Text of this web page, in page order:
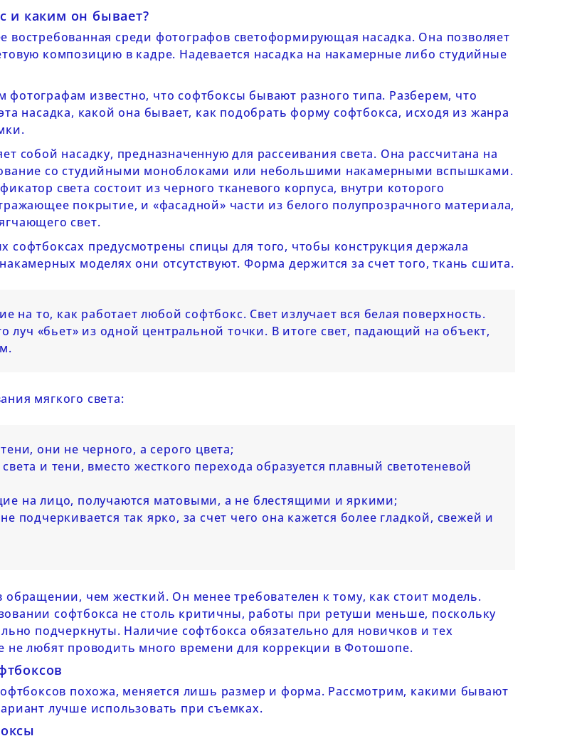
и каким он бывает?
востребованная среди фотографов светоформирующая насадка. Она позволяет
композицию в кадре. Надевается насадка на накамерные либо студийные
известно, что софтбоксы бывают разного типа. Разберем, что
насадка, какой она бывает, как подобрать форму софтбокса, исходя из жанра
собой насадку, предназначенную для рассеивания света. Она рассчитана на
со студийными моноблоками или небольшими накамерными вспышками.
света состоит из черного тканевого корпуса, внутри которого
покрытие, и «фасадной» части из белого полупрозрачного материала,
свет.
софтбоксах предусмотрены спицы для того, чтобы конструкция держала
моделях они отсутствуют. Форма держится за счет того, ткань сшита.
на то, как работает любой софтбокс. Свет излучает вся белая поверхность.
луч «бьет» из одной центральной точки. В итоге свет, падающий на объект,
мягкого света:
они не черного, а серого цвета;
и тени, вместо жесткого перехода образуется плавный светотеневой
на лицо, получаются матовыми, а не блестящими и яркими;
подчеркивается так ярко, за счет чего она кажется более гладкой, свежей и
чем жесткий. Он менее требователен к тому, как стоит модель.
софтбокса не столь критичны, работы при ретуши меньше, поскольку
подчеркнуты. Наличие софтбокса обязательно для новичков и тех
не любят проводить много времени для коррекции в Фотошопе.
похожа, меняется лишь размер и форма. Рассмотрим, какими бывают
лучше использовать при съемках.